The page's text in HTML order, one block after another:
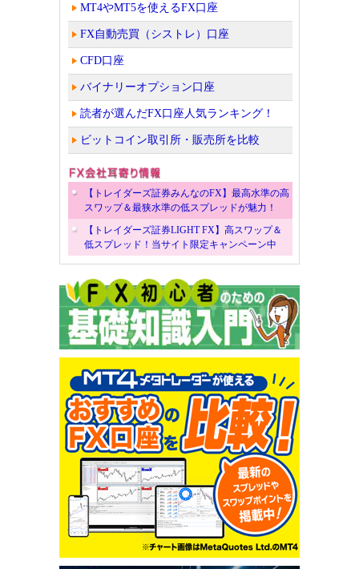
MT4やMT5を使えるFX口座
FX自動売買（シストレ）口座
CFD口座
バイナリーオプション口座
読者が選んだFX口座人気ランキング！
ビットコイン取引所・販売所を比較
【トレイダーズ証券みんなのFX】最高水準の高
スワップ＆最狭水準の低スプレッドが魅力！
【トレイダーズ証券LIGHT FX】高スワップ＆
低スプレッド！当サイト限定キャンペーン中